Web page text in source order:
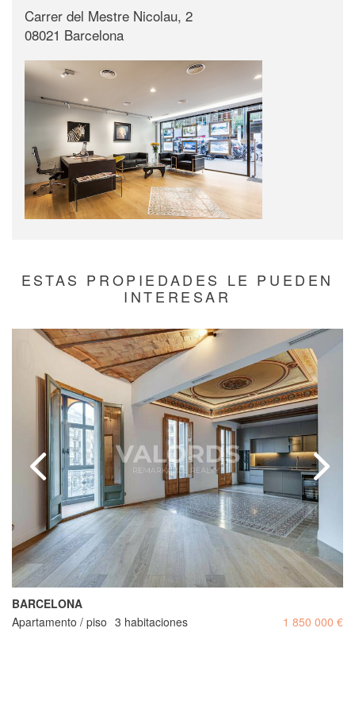
Carrer del Mestre Nicolau, 2
08021 Barcelona
ESTAS PROPIEDADES LE PUEDEN
INTERESAR
BARCELONA
Apartamento / piso 3 habitaciones 1 850 000 €